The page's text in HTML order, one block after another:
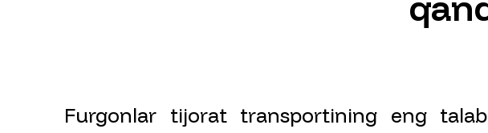
Furgonlar tijorat transportining eng